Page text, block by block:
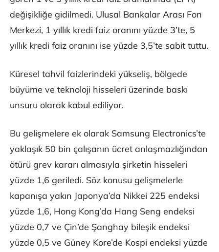
değişikliğe gidilmedi. Ulusal Bankalar Arası Fon
Merkezi, 1 yıllık kredi faiz oranını yüzde 3’te, 5
yıllık kredi faiz oranını ise yüzde 3,5’te sabit tuttu.
Küresel tahvil faizlerindeki yükseliş, bölgede
büyüme ve teknoloji hisseleri üzerinde baskı
unsuru olarak kabul ediliyor.
Bu gelişmelere ek olarak Samsung Electronics’te
yaklaşık 50 bin çalışanın ücret anlaşmazlığından
ötürü grev kararı almasıyla şirketin hisseleri
yüzde 1,6 geriledi. Söz konusu gelişmelerle
kapanışa yakın Japonya’da Nikkei 225 endeksi
yüzde 1,6, Hong Kong’da Hang Seng endeksi
yüzde 0,7 ve Çin’de Şanghay bileşik endeksi
yüzde 0,5 ve Güney Kore’de Kospi endeksi yüzde